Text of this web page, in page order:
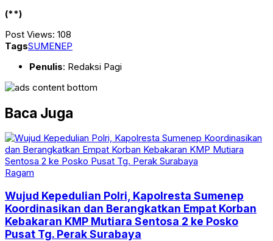
(**)
Post Views: 108
TagsSUMENEP
Penulis: Redaksi Pagi
Baca Juga
Ragam
Wujud Kepedulian Polri, Kapolresta Sumenep
Koordinasikan dan Berangkatkan Empat Korban
Kebakaran KMP Mutiara Sentosa 2 ke Posko
Pusat Tg. Perak Surabaya